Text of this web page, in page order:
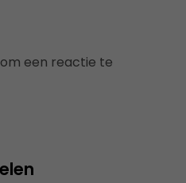
om een reactie te